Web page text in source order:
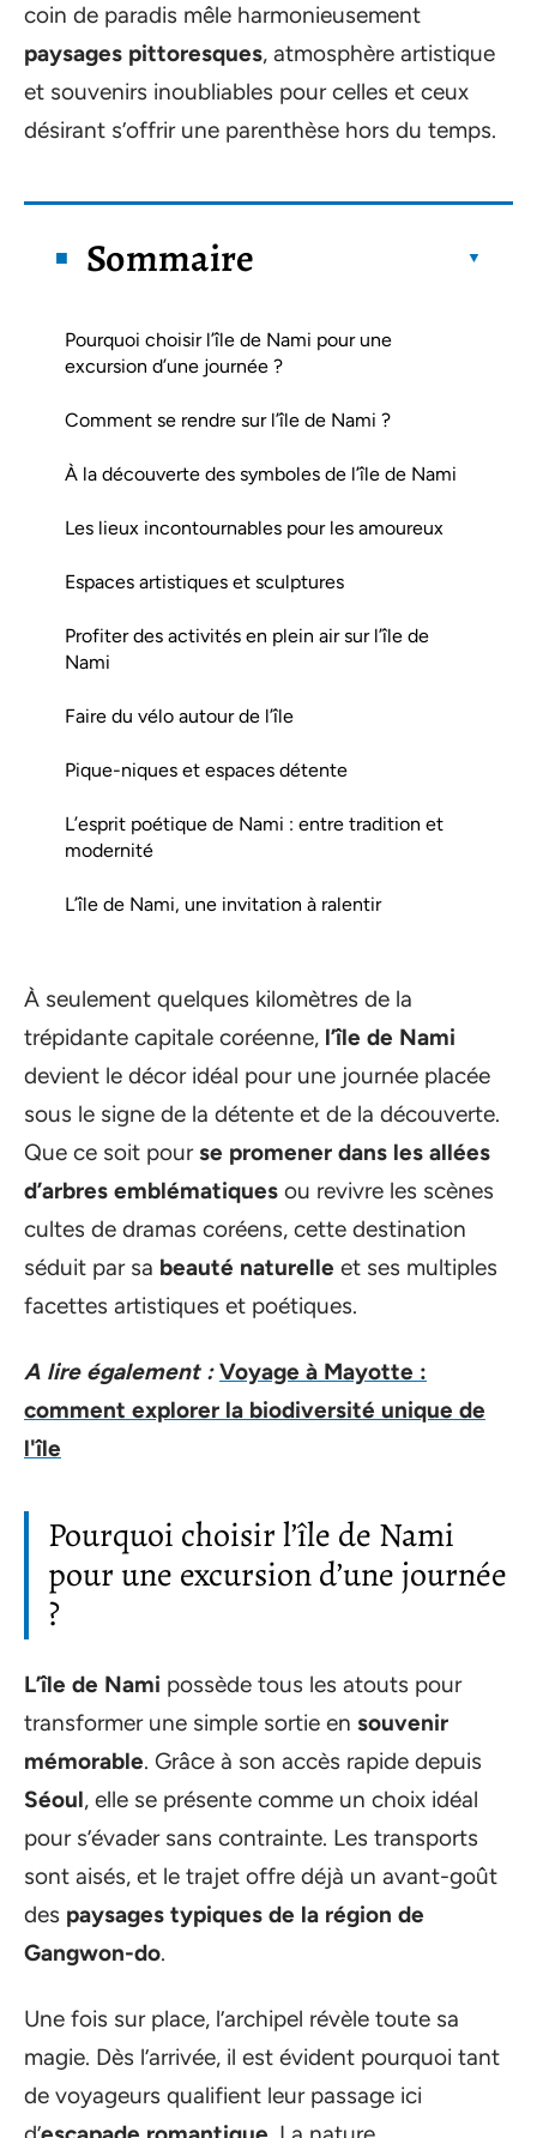
coin de paradis mêle harmonieusement
paysages pittoresques, atmosphère artistique
et souvenirs inoubliables pour celles et ceux
désirant s’offrir une parenthèse hors du temps.
Sommaire
Pourquoi choisir l’île de Nami pour une
excursion d’une journée ?
Comment se rendre sur l’île de Nami ?
À la découverte des symboles de l’île de Nami
Les lieux incontournables pour les amoureux
Espaces artistiques et sculptures
Profiter des activités en plein air sur l’île de
Nami
Faire du vélo autour de l’île
Pique-niques et espaces détente
L’esprit poétique de Nami : entre tradition et
modernité
L’île de Nami, une invitation à ralentir
À seulement quelques kilomètres de la
trépidante capitale coréenne, l’île de Nami
devient le décor idéal pour une journée placée
sous le signe de la détente et de la découverte.
Que ce soit pourse promener dans les allées
d’arbres emblématiques ou revivre les scènes
cultes de dramas coréens, cette destination
séduit par sa beauté naturelle et ses multiples
facettes artistiques et poétiques.
A lire également : Voyage à Mayotte :
comment explorer la biodiversité unique de
l'île
Pourquoi choisir l’île de Nami
pour une excursion d’une journée
?
L’île de Nami possède tous les atouts pour
transformer une simple sortie en souvenir
mémorable. Grâce à son accès rapide depuis
Séoul, elle se présente comme un choix idéal
pour s’évader sans contrainte. Les transports
sont aisés, et le trajet offre déjà un avant-goût
des paysages typiques de la région de
Gangwon-do.
Une fois sur place, l’archipel révèle toute sa
magie. Dès l’arrivée, il est évident pourquoi tant
de voyageurs qualifient leur passage ici